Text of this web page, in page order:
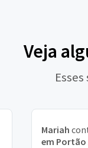
Veja
Mariah
em